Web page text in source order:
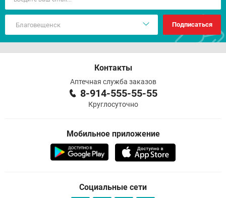
Подписаться
Контакты
Аптечная служба заказов
8-914-555-55-55
Круглосуточно
Мобильное приложение
Социальные сети